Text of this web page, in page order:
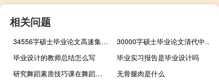
相关问题
34556字硕士毕业论文高速集团融资创新研究
30000字硕士毕业论文清代中叶两淮盐商案与盐政关系研究
毕业设计的教师总结怎么写
毕业实习报告是毕业设计吗
研究舞蹈素质技巧课在舞蹈教学中的重要性,如何将素质教育舞蹈课引入音乐课
无骨腿肉是什么